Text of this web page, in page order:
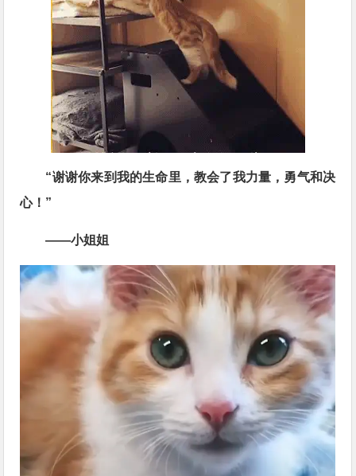
“谢谢你来到我的生命里，教会了我力量，勇气和决
心！”
——小姐姐